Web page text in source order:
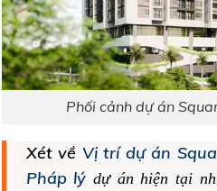
Phối cảnh dự án
Xét về Vị trí dự án
Pháp lý dự án hiện tại